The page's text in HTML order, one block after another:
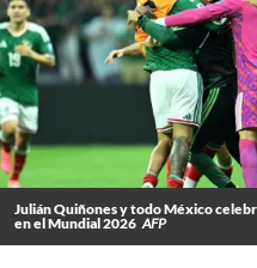
Julián Quiñones y todo México
en el Mundial 2026 AFP